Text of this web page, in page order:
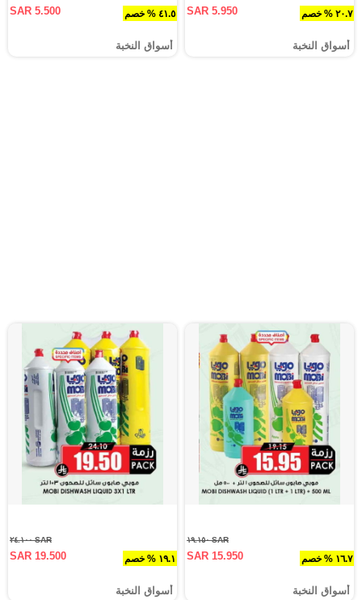
٢٠.٧ % خصم SAR 5.950
أسواق النخبة
٤١.٥ % خصم SAR 5.500
أسواق النخبة
١٦.٧ % خصم
SAR ١٩.١٥٠
SAR 15.950
أسواق النخبة
١٩.١ % خصم
SAR ٢٤.١٠٠
SAR 19.500
أسواق النخبة